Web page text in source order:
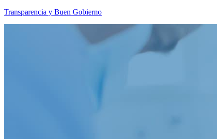
Transparencia y Buen Gobierno